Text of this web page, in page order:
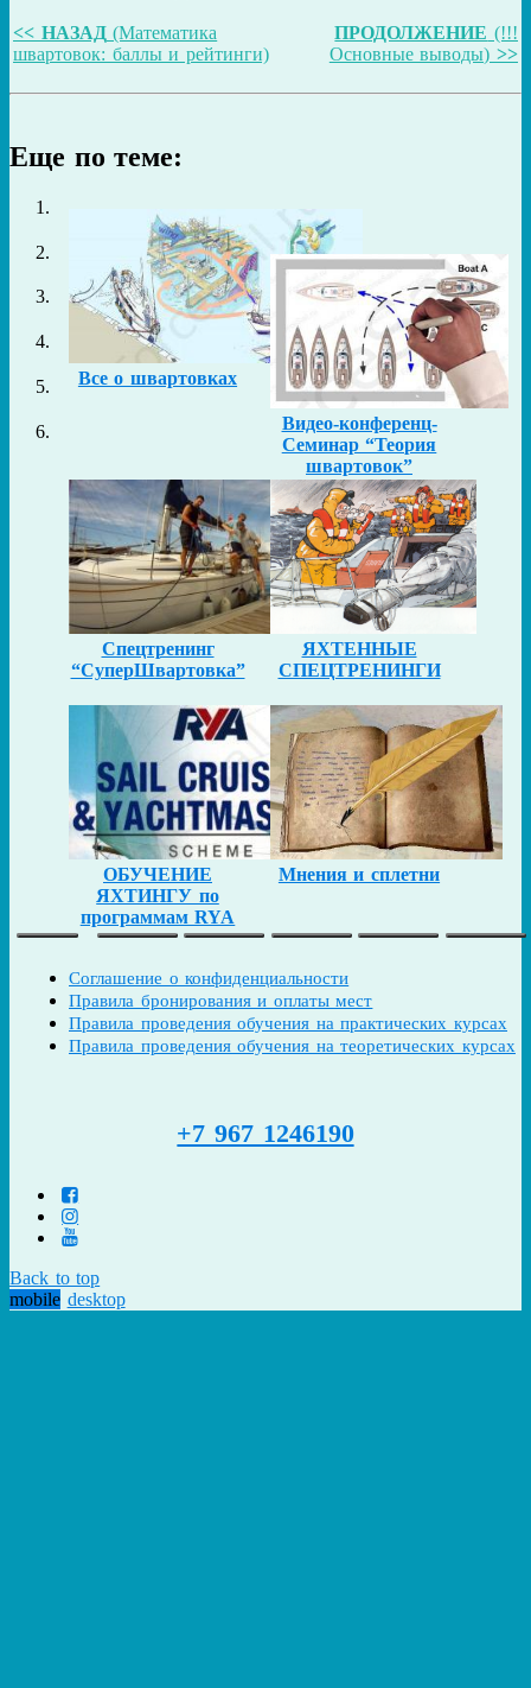
<< НАЗАД(Математика
швартовок: баллы и рейтинги)
ПРОДОЛЖЕНИЕ (!!!
Основные выводы) >>
Еще по теме:
Все о швартовках
Видео-конференц-
Семинар “Теория
швартовок”
Спецтренинг
“СуперШвартовка”
ЯХТЕННЫЕ
СПЕЦТРЕНИНГИ
ОБУЧЕНИЕ
ЯХТИНГУ по
программам RYA
Мнения и сплетни
Соглашение о конфиденциальности
Правила бронирования и оплаты мест
Правила проведения обучения на практических курсах
Правила проведения обучения на теоретических курсах
+7 967 1246190
Back to top
mobile desktop